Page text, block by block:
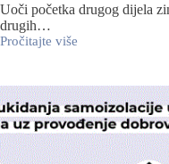
Uoči početka drugog dijela
drugih…
Pročitajte više